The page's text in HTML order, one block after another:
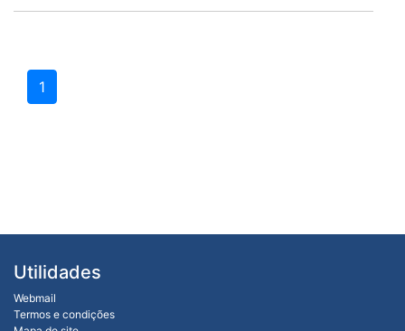
1
Utilidades
Webmail
Termos e condições